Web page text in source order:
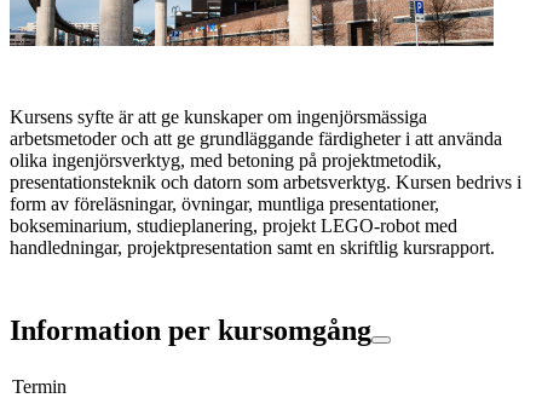
Kursens syfte är att ge kunskaper om ingenjörsmässiga
arbetsmetoder och att ge grundläggande färdigheter i att använda
olika ingenjörsverktyg, med betoning på projektmetodik,
presentationsteknik och datorn som arbetsverktyg. Kursen bedrivs i
form av föreläsningar, övningar, muntliga presentationer,
bokseminarium, studieplanering, projekt LEGO-robot med
handledningar, projektpresentation samt en skriftlig kursrapport.
Information per kursomgång
Termin